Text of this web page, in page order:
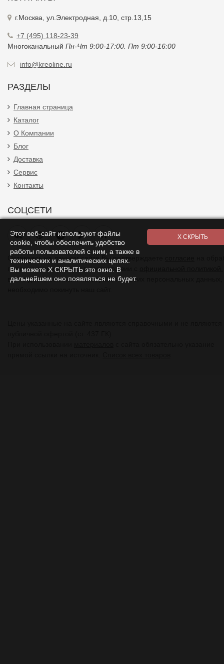
г.Москва, ул.Электродная, д.10, стр.13,15
+7 (495) 118-23-39
Многоканальный Пн-Чт 9:00-17:00. Пт 9:00-16:00
info@kreoline.ru
РАЗДЕЛЫ
Главная страница
Каталог
О Компании
Блог
Доставка
Сервис
Контакты
СОЦСЕТИ
Я
Оставаясь на данном сайте Вы подтверждаете
персональных данных в соответствии с
вы не даете согласия на обработку своих персональных
Этот веб-сайт используют файлы
cookie, чтобы обеспечить удобство
работы пользователей с ним, а также в
технических и аналитических целях.
Вы можете Х СКРЫТЬ это окно. В
дальнейшем оно появляться не будет.